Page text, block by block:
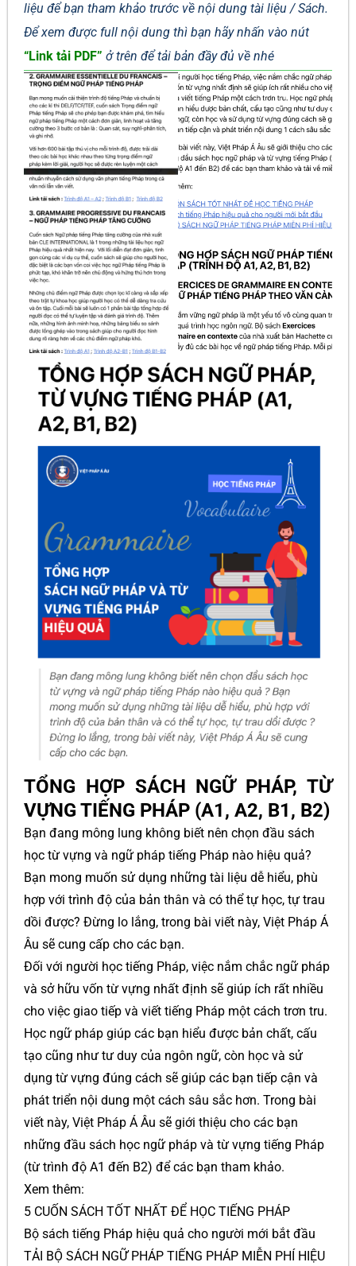
liệu để bạn tham khảo trước về nội dung tài liệu / Sách.
Để xem được full nội dung thì bạn hãy nhấn vào nút
“Link tải PDF” ở trên để tải bản đầy đủ về nhé
TỔNG HỢP SÁCH NGỮ PHÁP, TỪ
VỰNG TIẾNG PHÁP (A1, A2, B1, B2)
Bạn đang mông lung không biết nên chọn đầu sách
học từ vựng và ngữ pháp tiếng Pháp nào hiệu quả?
Bạn mong muốn sử dụng những tài liệu dễ hiểu, phù
hợp với trình độ của bản thân và có thể tự học, tự trau
dồi được? Đừng lo lắng, trong bài viết này, Việt Pháp Á
Âu sẽ cung cấp cho các bạn.
Đối với người học tiếng Pháp, việc nắm chắc ngữ pháp
và sở hữu vốn từ vựng nhất định sẽ giúp ích rất nhiều
cho việc giao tiếp và viết tiếng Pháp một cách trơn tru.
Học ngữ pháp giúp các bạn hiểu được bản chất, cấu
tạo cũng như tư duy của ngôn ngữ, còn học và sử
dụng từ vựng đúng cách sẽ giúp các bạn tiếp cận và
phát triển nội dung một cách sâu sắc hơn. Trong bài
viết này, Việt Pháp Á Âu sẽ giới thiệu cho các bạn
những đầu sách học ngữ pháp và từ vựng tiếng Pháp
(từ trình độ A1 đến B2) để các bạn tham khảo.
Xem thêm:
5 CUỐN SÁCH TỐT NHẤT ĐỂ HỌC TIẾNG PHÁP
Bộ sách tiếng Pháp hiệu quả cho người mới bắt đầu
TẢI BỘ SÁCH NGỮ PHÁP TIẾNG PHÁP MIỄN PHÍ HIỆU